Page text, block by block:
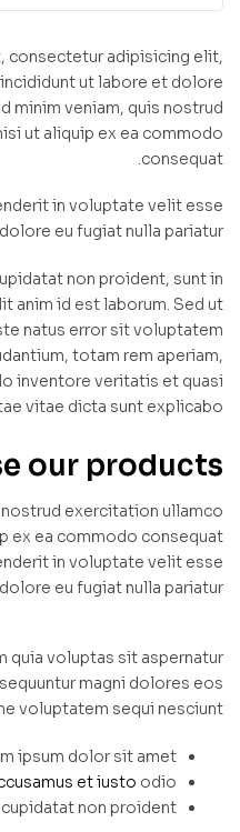
consectetur adipisicing elit,
ut labore et dolore
minim veniam, quis nostrud
ut aliquip ex ea commodo
consequat.
in voluptate velit esse
eu fugiat nulla pariatur.
non proident, sunt in
anim id est laborum. Sed ut
natus error sit voluptatem
totam rem aperiam,
inventore veritatis et quasi
vitae dicta sunt explicabo.
our products
nostrud exercitation ullamco
ex ea commodo consequat.
in voluptate velit esse
eu fugiat nulla pariatur.
quia voluptas sit aspernatur
magni dolores eos
voluptatem sequi nesciunt.
ipsum dolor sit amet.
et iusto odio.
non proident.